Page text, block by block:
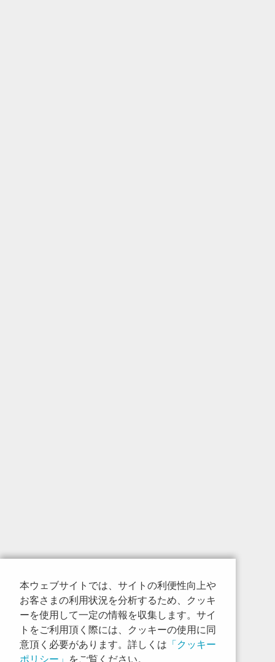
本ウェブサイトでは、サイトの利便性向上や
お客さまの利用状況を分析するため、クッキ
ーを使用して一定の情報を収集します。サイ
トをご利用頂く際には、クッキーの使用に同
意頂く必要があります。詳しくは 「クッキー
ポリシー」
をご覧ください。